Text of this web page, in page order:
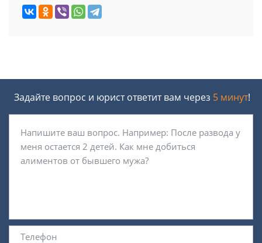
Задайте вопрос и юрист ответит вам через 5 минут!